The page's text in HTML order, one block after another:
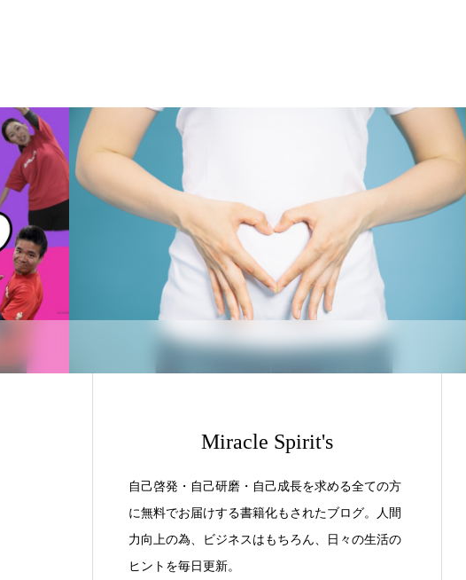
Miracle Spirit's
自己啓発・自己研磨・自己成長を求める全ての方
に無料でお届けする書籍化もされたブログ。人間
力向上の為、ビジネスはもちろん、日々の生活の
ヒントを毎日更新。